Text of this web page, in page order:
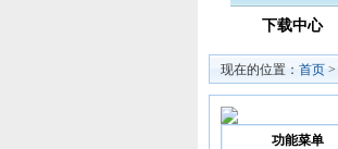
下载中心
现在的位置： 首页 >
功能菜单